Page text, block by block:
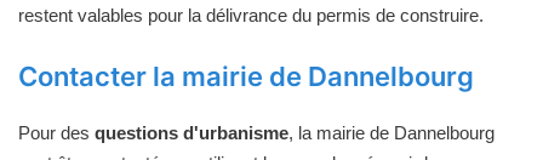
restent valables pour la délivrance du permis de construire.
Contacter la mairie de Dannelbourg
Pour des questions d'urbanisme, la mairie de Dannelbourg